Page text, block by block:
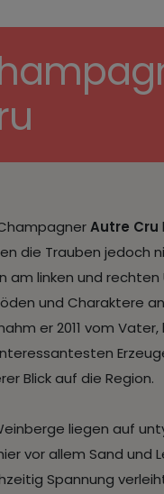
Autre Cru
die Trauben jedoch
am linken und
und Charaktere
er 2011 vom
Blick auf die Region.
liegen auf
vor allem Sand und
Spannung